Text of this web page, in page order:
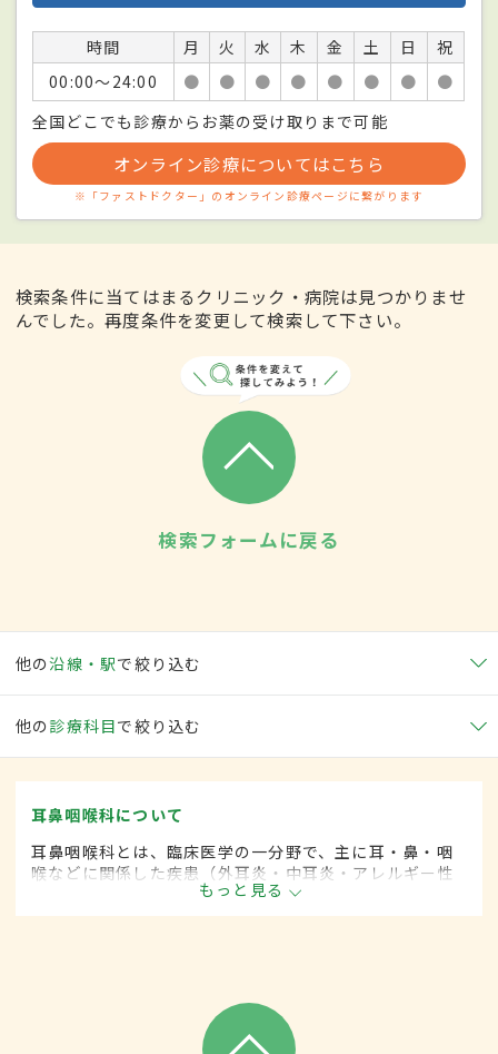
時間 月 火 水 木 金 土 日
祝
00:00〜24:00
● ● ● ● ● ● ●
●
全国どこでも診療からお薬の受け取りまで可能
オンライン診療についてはこちら
※「ファストドクター」のオンライン診療ページに繋がります
検索条件に当てはまるクリニック・病院は見つかりませ
んでした。再度条件を変更して検索して下さい。
検索フォームに戻る
他の沿線・駅で絞り込む
他の 診療科目で絞り込む
耳鼻咽喉科について
耳鼻咽喉科とは、臨床医学の一分野で、主に耳・鼻・咽
喉などに関係した疾患（外耳炎・中耳炎・アレルギー性
鼻炎・咽頭がん・扁桃炎・喉頭がんなど）を専門的に取
り扱います。
もっと見る